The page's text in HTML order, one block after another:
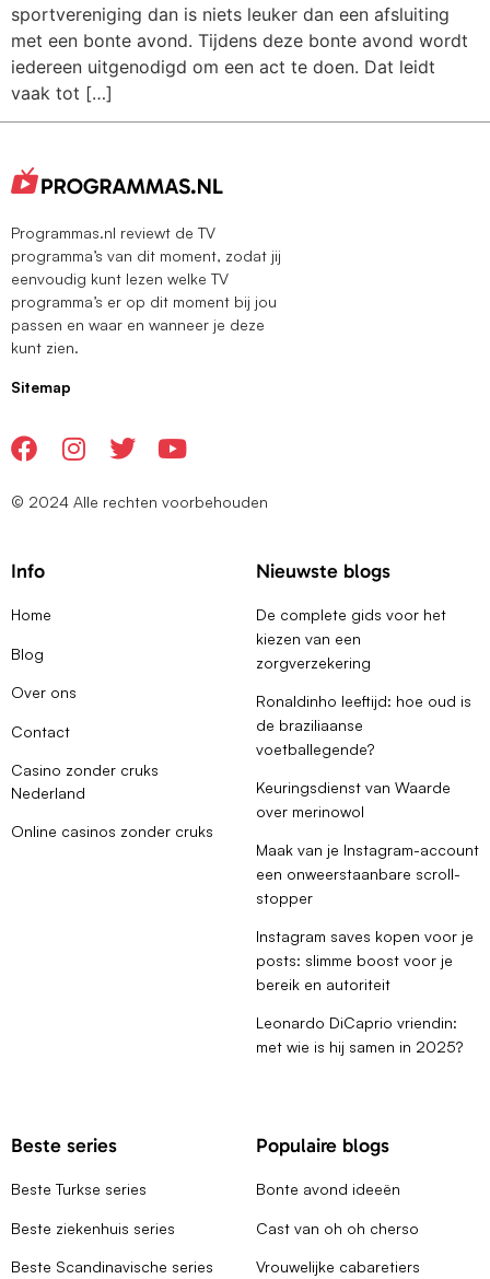
sportvereniging dan is niets leuker dan een afsluiting
met een bonte avond. Tijdens deze bonte avond wordt
iedereen uitgenodigd om een act te doen. Dat leidt
vaak tot […]
Programmas.nl reviewt de TV
programma’s van dit moment, zodat jij
eenvoudig kunt lezen welke TV
programma’s er op dit moment bij jou
passen en waar en wanneer je deze
kunt zien.
Sitemap
© 2024 Alle rechten voorbehouden
Info
Home
Blog
Over ons
Contact
Casino zonder cruks
Nederland
Online casinos zonder cruks
Nieuwste blogs
De complete gids voor het
kiezen van een
zorgverzekering
Ronaldinho leeftijd: hoe oud is
de braziliaanse
voetballegende?
Keuringsdienst van Waarde
over merinowol
Maak van je Instagram-account
een onweerstaanbare scroll-
stopper
Instagram saves kopen voor je
posts: slimme boost voor je
bereik en autoriteit
Leonardo DiCaprio vriendin:
met wie is hij samen in 2025?
Beste series
Beste Turkse series
Beste ziekenhuis series
Beste Scandinavische series
Populaire blogs
Bonte avond ideeën
Cast van oh oh cherso
Vrouwelijke cabaretiers